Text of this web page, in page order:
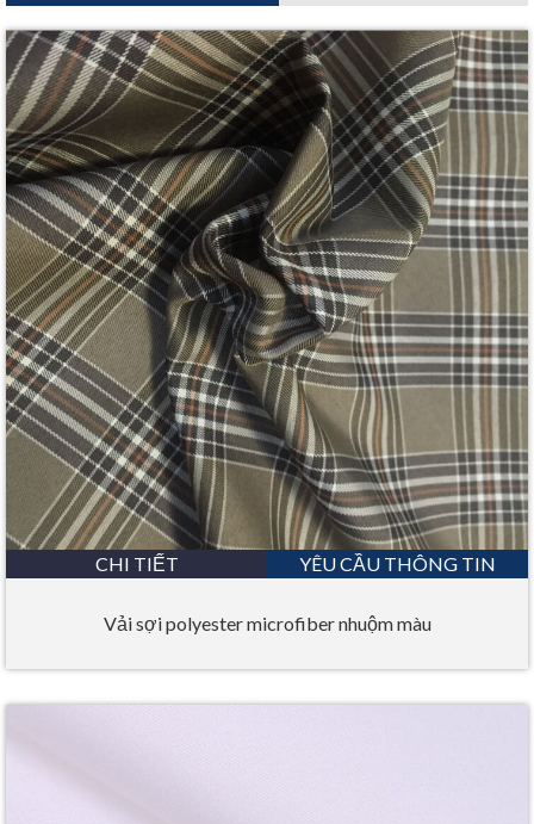
CHI TIẾT YÊU CẦU THÔNG TIN
Vải sợi polyester microfiber nhuộm màu